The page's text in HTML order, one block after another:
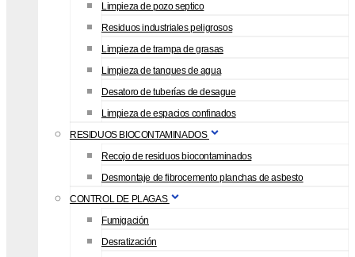
Limpieza de pozo septico
Residuos industriales peligrosos
Limpieza de trampa de grasas
Limpieza de tanques de agua
Desatoro de tuberías de desague
Limpieza de espacios confinados
RESIDUOS BIOCONTAMINADOS
Recojo de residuos biocontaminados
Desmontaje de fibrocemento planchas de asbesto
CONTROL DE PLAGAS
Fumigación
Desratización